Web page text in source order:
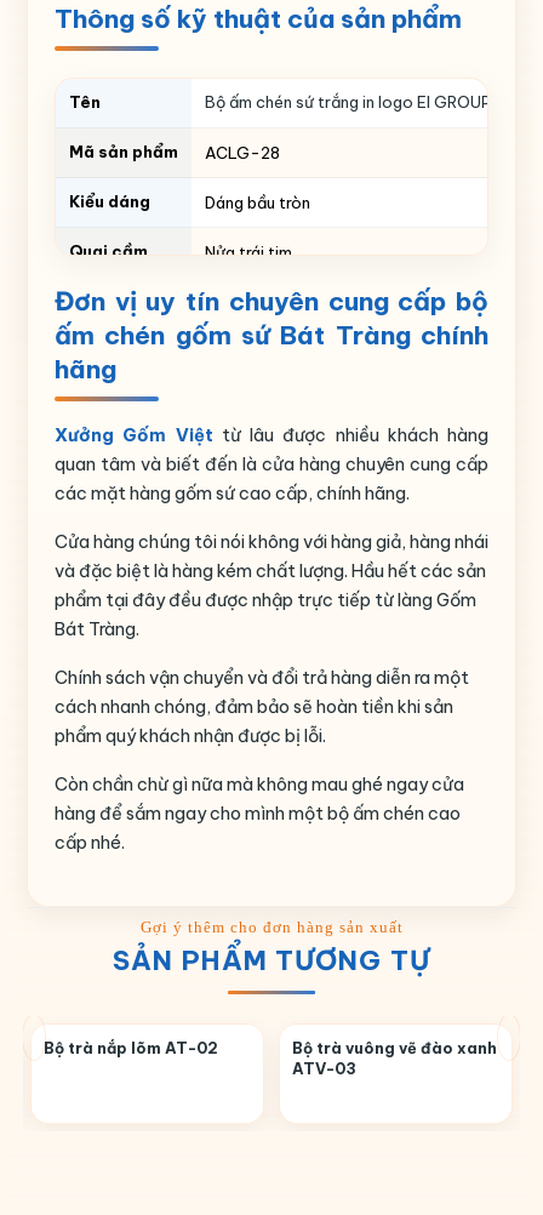
Thông số kỹ thuật của sản phẩm
Tên Bộ ấm chén sứ trắng in logo EI GROUP dáng
Mã sản phẩm ACLG-28
Kiểu dáng Dáng bầu tròn
Quai cầm Nửa trái tim
Thể tích ml
Số lượng 1 ấm, 6 chén, 7 đĩa
Nguồn gốc
Đơn vị uy tín chuyên cung cấp bộ
ấm chén gốm sứ Bát Tràng chính
hãng
Xưởng Gốm Việt từ lâu được nhiều khách hàng
quan tâm và biết đến là cửa hàng chuyên cung cấp
các mặt hàng gốm sứ cao cấp, chính hãng.
Cửa hàng chúng tôi nói không với hàng giả, hàng nhái
và đặc biệt là hàng kém chất lượng. Hầu hết các sản
phẩm tại đây đều được nhập trực tiếp từ làng Gốm
Bát Tràng.
Chính sách vận chuyển và đổi trả hàng diễn ra một
cách nhanh chóng, đảm bảo sẽ hoàn tiền khi sản
phẩm quý khách nhận được bị lỗi.
Còn chần chừ gì nữa mà không mau ghé ngay cửa
hàng để sắm ngay cho mình một bộ ấm chén cao
cấp nhé.
SẢN PHẨM TƯƠNG TỰ
Bộ trà nắp lõm AT-02
Bộ trà vuông vẽ đào xanh
ATV-03